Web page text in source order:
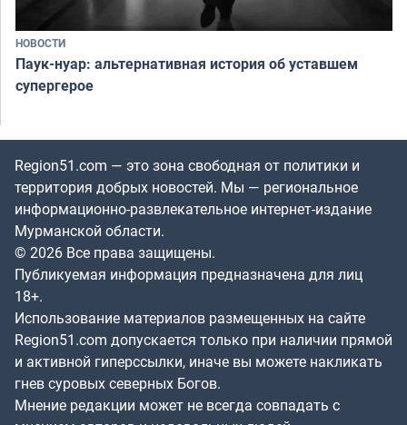
НОВОСТИ
Паук-нуар: альтернативная история об уставшем
супергерое
Region51.com — это зона свободная от политики и
территория добрых новостей. Мы — региональное
информационно-развлекательное интернет-издание
Мурманской области.
© 2026 Все права защищены.
Публикуемая информация предназначена для лиц
18+.
Использование материалов размещенных на сайте
Region51.com допускается только при наличии прямой
и активной гиперссылки, иначе вы можете накликать
гнев суровых северных Богов.
Мнение редакции может не всегда совпадать с